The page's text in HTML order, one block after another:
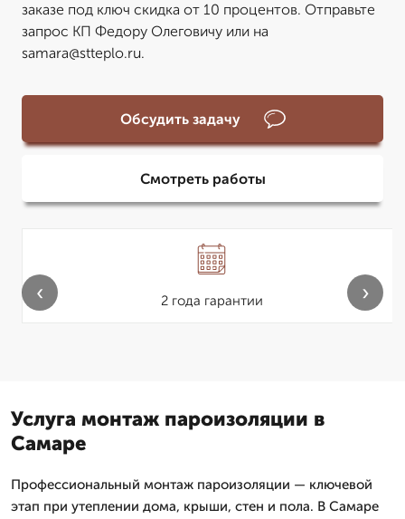
заказе под ключ скидка от 10 процентов. Отправьте
запрос КП Федору Олеговичу или на
samara@stteplo.ru.
Обсудить задачу
Смотреть работы
2 года гарантии
‹ ›
Услуга монтаж пароизоляции в
Самаре
Профессиональный монтаж пароизоляции — ключевой
этап при утеплении дома, крыши, стен и пола. В Самаре